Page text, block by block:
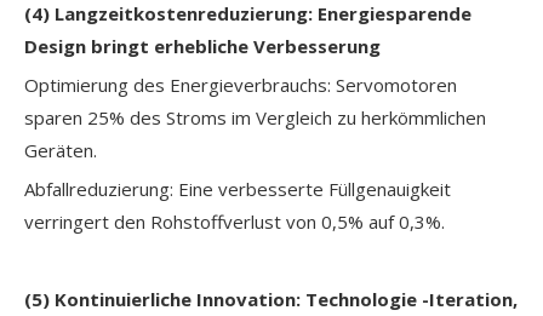
(4) Langzeitkostenreduzierung: Energiesparende
Design bringt erhebliche Verbesserung
Optimierung des Energieverbrauchs: Servomotoren
sparen 25% des Stroms im Vergleich zu herkömmlichen
Geräten.
Abfallreduzierung: Eine verbesserte Füllgenauigkeit
verringert den Rohstoffverlust von 0,5% auf 0,3%.
(5) Kontinuierliche Innovation: Technologie -Iteration,